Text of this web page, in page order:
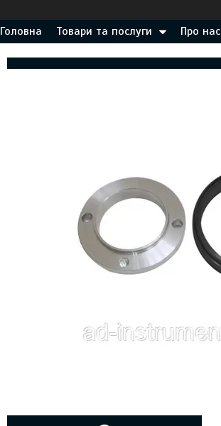
Головна Товари та послуги Про нас